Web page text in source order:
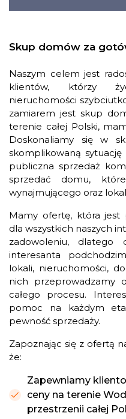
Skup domów za
Naszym celem jest
klientów, którzy
nieruchomości
zamiarem jest skup
terenie całej Polski,
Doskonaliamy się w
skomplikowaną
publiczna sprzedaż
sprzedać domu,
wynajmującego oraz
Mamy ofertę, która jest
dla wszystkich naszych
zadowoleniu, dlatego
interesanta
lokali, nieruchomości,
nich przeprowadzamy
całego procesu.
pomoc na każdym
pewność sprzedaży.
Zapoznając się z ofertą
że:
Zapewniamy
ceny na terenie
przestrzenii całej